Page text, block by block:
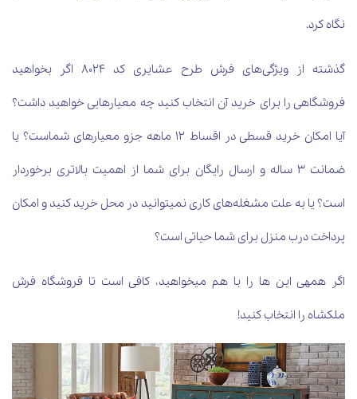
نگاه کرد.
گذشته از ویژگی‌های فرش طرح عشایری کد 8024 اگر بخواهید
فروشگاهی را برای خرید آن انتخاب کنید چه معیارهایی خواهید داشت؟
آیا امکان خرید قسطی در اقساط 12 ماهه جزو معیارهای شماست؟ یا
ضمانت 3 ساله و ارسال رایگان برای شما از اهمیت بالاتری برخوردار
است؟ یا به علت مشغله‌های کاری نمی‎توانید در محل خرید کنید و امکان
پرداخت درب منزل برای شما حیاتی است؟
اگر همه‎ی این ها را با هم می‏خواهید، کافی است تا فروشگاه فرش
ملکشاه را انتخاب کنید!